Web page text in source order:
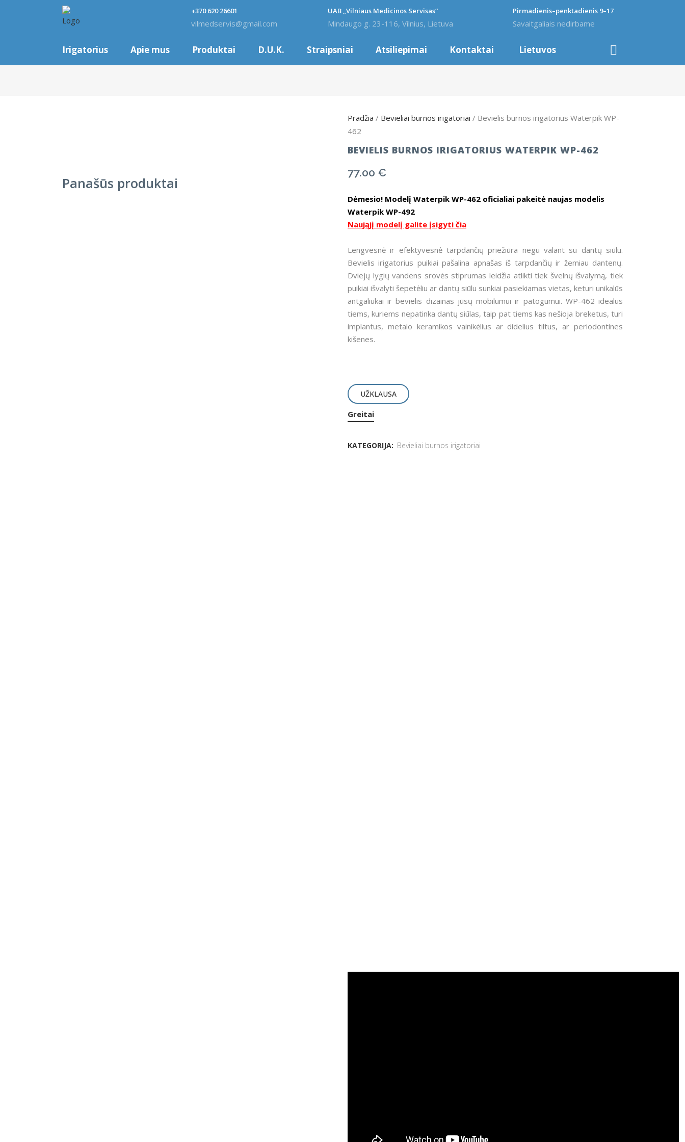
+370 620 26601
vilmedservis@gmail.com
UAB „Vilniaus Medicinos Servisas“
Mindaugo g. 23-116, Vilnius, Lietuva
Pirmadienis–penktadienis 9–17
Savaitgaliais nedirbame
Irigatorius Apie mus Produktai D.U.K. Straipsniai Atsiliepimai Kontaktai Lietuvos
Pradžia / Bevieliai burnos irigatoriai / Bevielis burnos irigatorius Waterpik WP-
462
BEVIELIS BURNOS IRIGATORIUS WATERPIK WP-462
77.00 €
Dėmesio! Modelį Waterpik WP-462 oficialiai pakeitė naujas modelis
Waterpik WP-492
Naująjį modelį galite įsigyti čia
Lengvesnė ir efektyvesnė tarpdančių priežiūra negu valant su dantų siūlu.
Bevielis irigatorius puikiai pašalina apnašas iš tarpdančių ir žemiau dantenų.
Dviejų lygių vandens srovės stiprumas leidžia atlikti tiek švelnų išvalymą, tiek
puikiai išvalyti šepetėliu ar dantų siūlu sunkiai pasiekiamas vietas, keturi unikalūs
antgaliukai ir bevielis dizainas jūsų mobilumui ir patogumui. WP-462 idealus
tiems, kuriems nepatinka dantų siūlas, taip pat tiems kas nešioja breketus, turi
implantus, metalo keramikos vainikėlius ar didelius tiltus, ar periodontines
kišenes.
UŽKLAUSA
Greitai
KATEGORIJA: Bevieliai burnos irigatoriai
Panašūs produktai